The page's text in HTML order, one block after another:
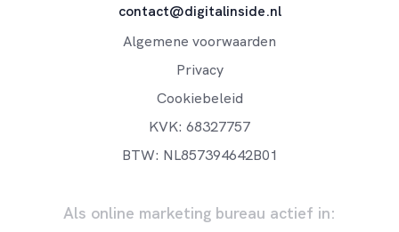
contact@digitalinside.nl
Algemene voorwaarden
Privacy
Cookiebeleid
KVK: 68327757
BTW: NL857394642B01
Als online marketing bureau actief in: